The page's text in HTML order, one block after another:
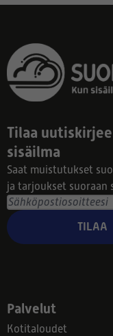
Tilaa
sisäilma
Saat muistutukset
ja tarjoukset suoraan
TILAA
Palvelut
Kotitaloudet